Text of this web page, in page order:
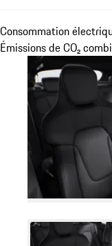
Consommation
Émissions de CO₂